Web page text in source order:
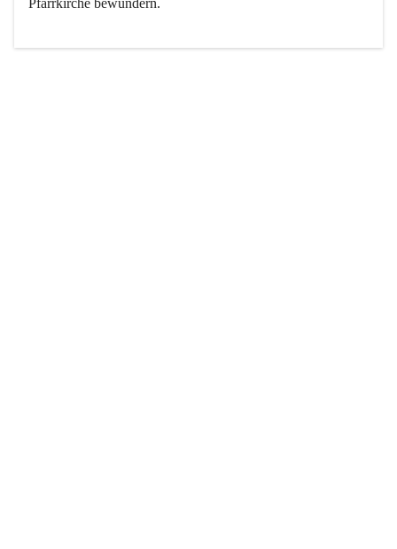
Pfarrkirche bewundern.
Der Weinbau dominert heute nicht mehr, ist aber integrativer